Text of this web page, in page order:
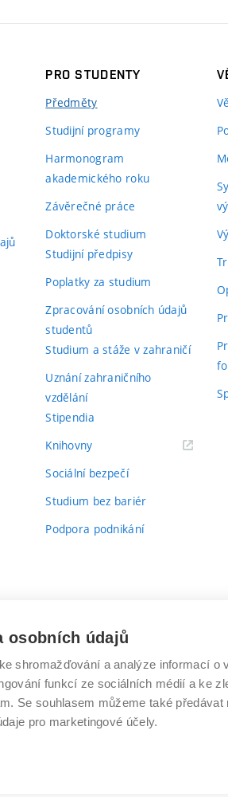
PRO STUDENTY
Předměty
Studijní programy
Harmonogram
akademického roku
Závěrečné práce
Doktorské studium
Studijní předpisy
Poplatky za studium
Zpracování osobních údajů
studentů
Studium a stáže v zahraničí
Uznání zahraničního
vzdělání
Stipendia
Knihovny(externí
Sociální bezpečí
Studium bez bariér
Podpora podnikání
VYSOKÉ UČENÍ TECHNICKÉ
Antonínská 548/1
602 00 Brno
www.vut.cz
osobních údajů
shromažďování a analýze informací o
funkcí ze sociálních médií a ke
Se souhlasem můžeme také předávat
pro marketingové účely.